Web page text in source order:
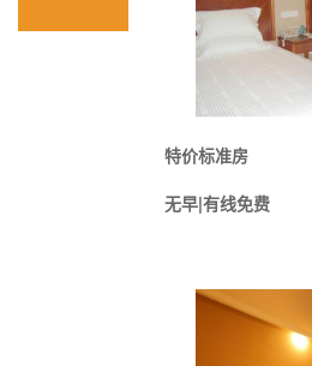
特价标准房
无早|有线免费